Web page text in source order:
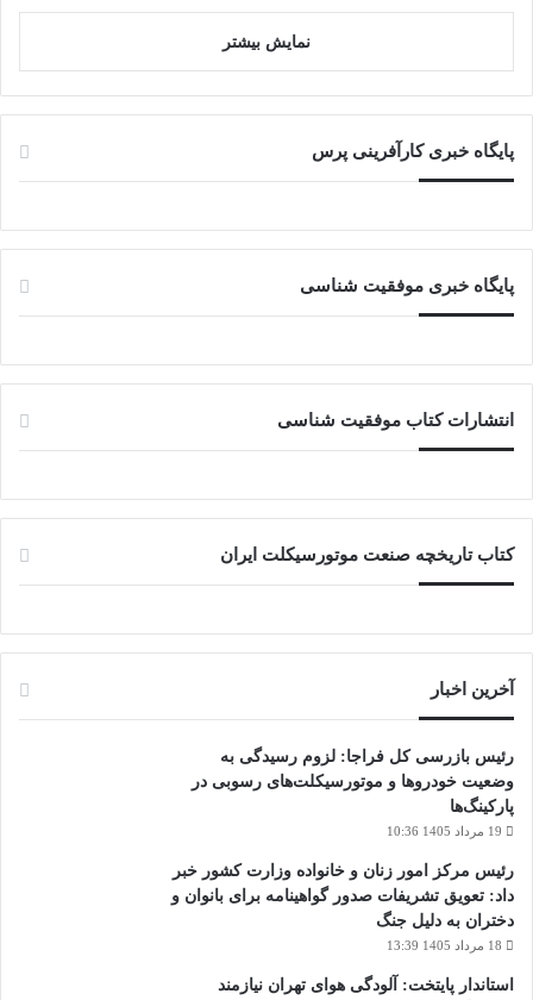
نمایش بیشتر
پایگاه خبری کارآفرینی پرس
پایگاه خبری موفقیت شناسی
انتشارات کتاب موفقیت شناسی
کتاب تاریخچه صنعت موتورسیکلت ایران
آخرین اخبار
رئیس بازرسی کل فراجا: لزوم رسیدگی به
وضعیت خودروها و موتورسیکلت‌های رسوبی در
پارکینگ‌ها
19 مرداد 1405 10:36
رئیس مرکز امور زنان و خانواده وزارت کشور خبر
داد: تعویق تشریفات صدور گواهینامه برای بانوان و
دختران به دلیل جنگ
18 مرداد 1405 13:39
استاندار پایتخت: آلودگی هوای تهران نیازمند